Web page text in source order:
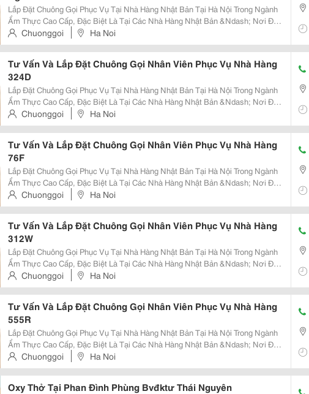
Lắp Đặt Chuông Gọi Phục Vụ Tại Nhà Hàng Nhật Bản Tại Hà Nội Trong Ngành
Ẩm Thực Cao Cấp, Đặc Biệt Là Tại Các Nhà Hàng Nhật Bản &Ndash; Nơi Đề
Cao Sự Tinh Tế, Yên Tĩnh Và Phục Vụ Chuẩn Mực &Ndash; Việc Lắp Đặt Hệ
Thống Chuông Gọi Phục Vụ Không Dây...
Chuonggoi Ha Noi
Tư Vấn Và Lắp Đặt Chuông Gọi Nhân Viên Phục Vụ Nhà Hàng
324D
Lắp Đặt Chuông Gọi Phục Vụ Tại Nhà Hàng Nhật Bản Tại Hà Nội Trong Ngành
Ẩm Thực Cao Cấp, Đặc Biệt Là Tại Các Nhà Hàng Nhật Bản &Ndash; Nơi Đề
Cao Sự Tinh Tế, Yên Tĩnh Và Phục Vụ Chuẩn Mực &Ndash; Việc Lắp Đặt Hệ
Thống Chuông Gọi Phục Vụ Không Dây...
Chuonggoi Ha Noi
Tư Vấn Và Lắp Đặt Chuông Gọi Nhân Viên Phục Vụ Nhà Hàng
76F
Lắp Đặt Chuông Gọi Phục Vụ Tại Nhà Hàng Nhật Bản Tại Hà Nội Trong Ngành
Ẩm Thực Cao Cấp, Đặc Biệt Là Tại Các Nhà Hàng Nhật Bản &Ndash; Nơi Đề
Cao Sự Tinh Tế, Yên Tĩnh Và Phục Vụ Chuẩn Mực &Ndash; Việc Lắp Đặt Hệ
Thống Chuông Gọi Phục Vụ Không Dây...
Chuonggoi Ha Noi
Tư Vấn Và Lắp Đặt Chuông Gọi Nhân Viên Phục Vụ Nhà Hàng
312W
Lắp Đặt Chuông Gọi Phục Vụ Tại Nhà Hàng Nhật Bản Tại Hà Nội Trong Ngành
Ẩm Thực Cao Cấp, Đặc Biệt Là Tại Các Nhà Hàng Nhật Bản &Ndash; Nơi Đề
Cao Sự Tinh Tế, Yên Tĩnh Và Phục Vụ Chuẩn Mực &Ndash; Việc Lắp Đặt Hệ
Thống Chuông Gọi Phục Vụ Không Dây...
Chuonggoi Ha Noi
Tư Vấn Và Lắp Đặt Chuông Gọi Nhân Viên Phục Vụ Nhà Hàng
555R
Lắp Đặt Chuông Gọi Phục Vụ Tại Nhà Hàng Nhật Bản Tại Hà Nội Trong Ngành
Ẩm Thực Cao Cấp, Đặc Biệt Là Tại Các Nhà Hàng Nhật Bản &Ndash; Nơi Đề
Cao Sự Tinh Tế, Yên Tĩnh Và Phục Vụ Chuẩn Mực &Ndash; Việc Lắp Đặt Hệ
Thống Chuông Gọi Phục Vụ Không Dây...
Chuonggoi Ha Noi
Oxy Thở Tại Phan Đình Phùng Bvđktư Thái Nguyên